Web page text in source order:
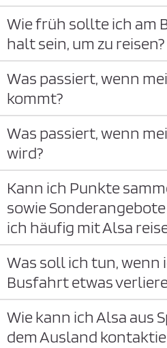
Wie früh sollte ich am
halt sein, um zu reisen?
Was passiert, wenn
kommt?
Was passiert, wenn
wird?
Kann ich Punkte
sowie
ich häufig mit Alsa
Was soll ich tun, wenn
Busfahrt etwas
Wie kann ich Alsa aus
dem Ausland